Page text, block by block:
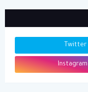
Twitter
Instagram